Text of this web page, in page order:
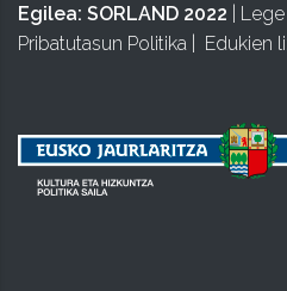
Egilea: SORLAND 2022
Pribatutasun Politika
Edukien